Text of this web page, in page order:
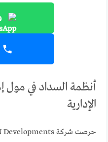
أنظمة السداد في مول
الإدارية